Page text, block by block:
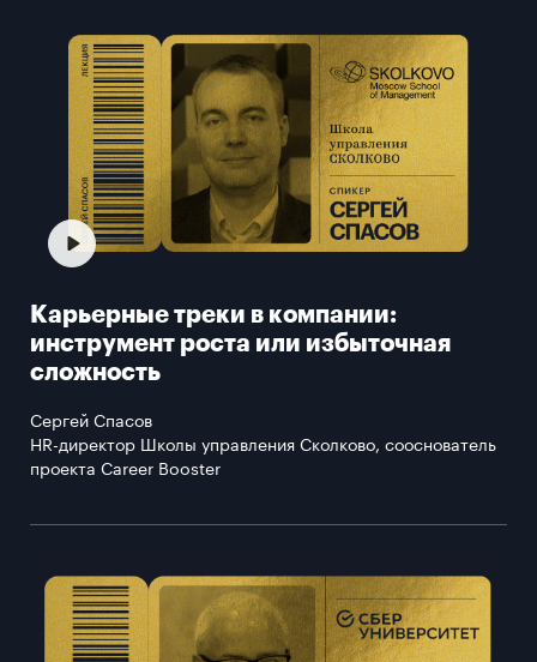
Карьерные треки в компании:
инструмент роста или избыточная
сложность
Сергей Спасов
HR-директор Школы управления Сколково, сооснователь
проекта Career Booster